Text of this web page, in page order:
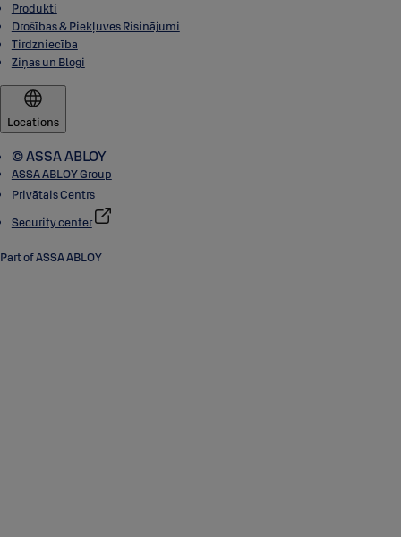
Produkti
Drošības & Piekļuves Risinājumi
Tirdzniecība
Ziņas un Blogi
Locations
© ASSA ABLOY
ASSA ABLOY Group
Privātais Centrs
Security center
Part of ASSA ABLOY